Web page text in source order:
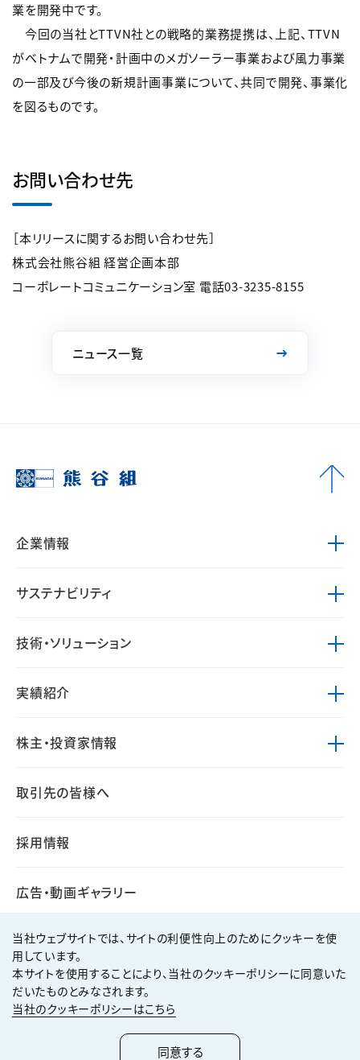
業を開発中です。
今回の当社とTTVN社との戦略的業務提携は、上記、TTVN
がベトナムで開発・計画中のメガソーラー事業および風力事業
の一部及び今後の新規計画事業について、共同で開発、事業化
を図るものです。
お問い合わせ先
［本リリースに関するお問い合わせ先］
株式会社熊谷組 経営企画本部
コーポレートコミュニケーション室 電話03-3235-8155
ニュース一覧
企業情報
サステナビリティ
技術・ソリューション
実績紹介
株主・投資家情報
取引先の皆様へ
採用情報
広告・動画ギャラリー
個人情報保護方針
サイト利用規約
サイトマップ
2026KUMAGAI GUMI CO.,LTD All Rights Reserved.
当社ウェブサイトでは、サイトの利便性向上のためにクッキーを使
用しています。
本サイトを使用することにより、当社のクッキーポリシーに同意いた
だいたものとみなされます。
当社のクッキーポリシーはこちら
同意する